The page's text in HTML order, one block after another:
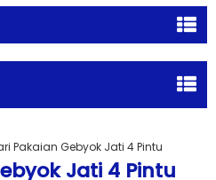
Pakaian Gebyok Jati 4 Pintu
Jati 4 Pintu